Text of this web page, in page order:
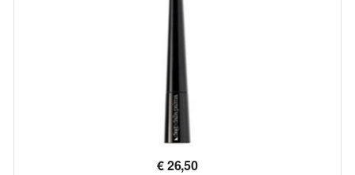
€26,50